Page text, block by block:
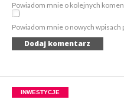
Powiadom mnie o kolejnych
Powiadom mnie o nowych wpisach
INWESTYCJE